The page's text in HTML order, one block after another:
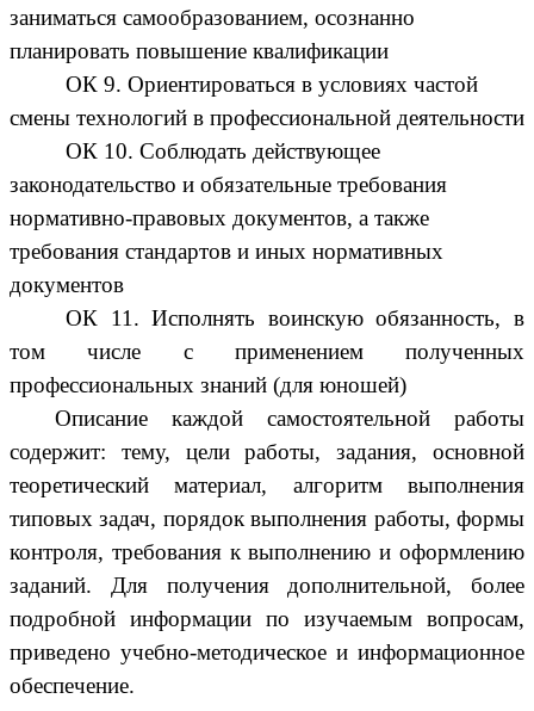
заниматься самообразованием, осознанно
планировать повышение квалификации
ОК 9. Ориентироваться в условиях частой
смены технологий в профессиональной деятельности
ОК 10. Соблюдать действующее
законодательство и обязательные требования
нормативно-правовых документов, а также
требования стандартов и иных нормативных
документов
ОК 11. Исполнять воинскую обязанность, в
том числе с применением полученных
профессиональных знаний (для юношей)
Описание каждой самостоятельной работы
содержит: тему, цели работы, задания, основной
теоретический материал, алгоритм выполнения
типовых задач, порядок выполнения работы, формы
контроля, требования к выполнению и оформлению
заданий. Для получения дополнительной, более
подробной информации по изучаемым вопросам,
приведено учебно-методическое и информационное
обеспечение.